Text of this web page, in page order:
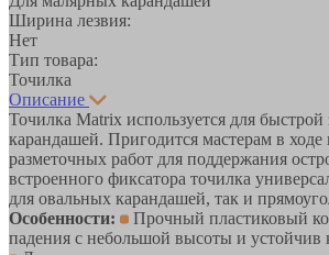
Ширина лезвия:
Нет
Тип товара:
Точилка
Описание
Точилка Matrix используется для
карандашей. Пригодится мастерам в ходе
разметочных работ для поддержания
встроенного фиксатора точилка
для овальных карандашей, так и
Особенности:
Прочный пластиковый
падения с небольшой высоты и